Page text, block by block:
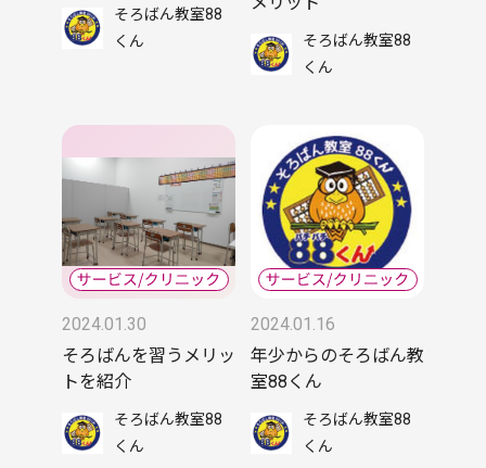
そろばん教室88
くん
そろばん教室88
くん
2024.01.30
そろばんを習うメリッ
トを紹介
そろばん教室88
くん
2024.01.16
年少からのそろばん教
室88くん
そろばん教室88
くん